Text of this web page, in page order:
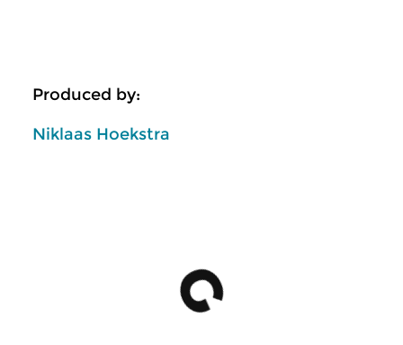
Produced by:
Niklaas Hoekstra
Morning Edition